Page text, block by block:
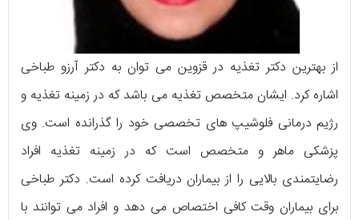
از بهترین دکتر تغذیه در قزوین می توان به دکتر آرزو طباخی
اشاره کرد. ایشان متخصص تغذیه می باشد که در زمینه تغذیه و
رژیم درمانی فلوشیپ های تخصصی خود را گذرانده است. وی
پزشکی ماهر و متخصص است که در زمینه تغذیه افراد
رضایتمندی بالایی را از بیماران دریافت کرده است. دکتر طباخی
برای بیماران وقت کافی اختصاص می دهد و افراد می توانند با